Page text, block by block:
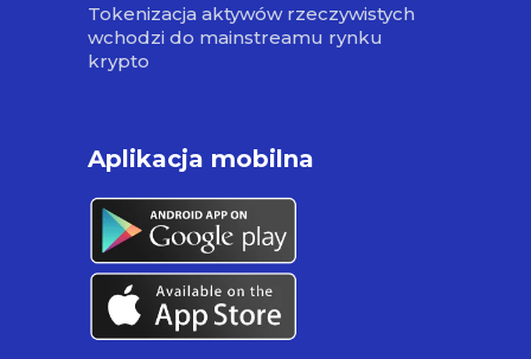
Tokenizacja aktywów rzeczywistych
wchodzi do mainstreamu rynku
krypto
Aplikacja mobilna